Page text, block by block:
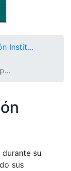
Sistema Integrado de Gestión Institucional
Tablas de Retención Documental por Procesos
su
sus